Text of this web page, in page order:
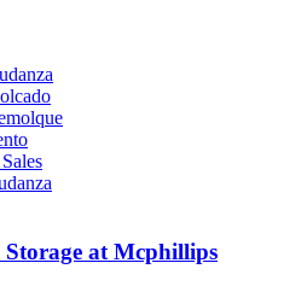
at Mcphillips